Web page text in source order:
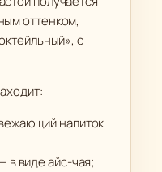
оттенком,
с
напиток
в виде айс-чая;